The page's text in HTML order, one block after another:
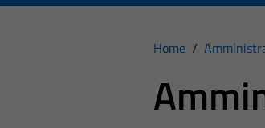
Home /